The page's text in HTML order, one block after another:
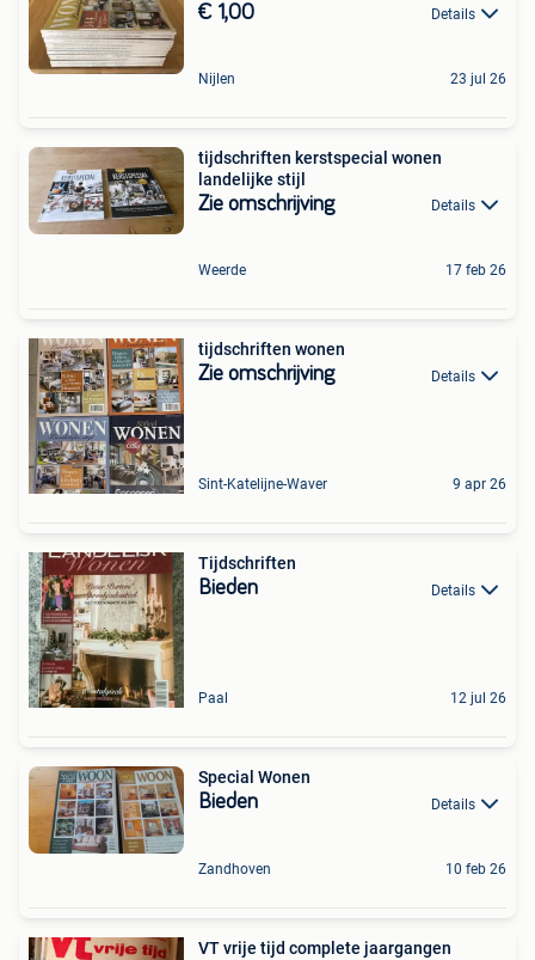
€ 1,00 Details
Nijlen 23 jul 26
tijdschriften kerstspecial wonen
landelijke stijl
Zie omschrijving Details
Weerde 17 feb 26
tijdschriften wonen
Zie omschrijving Details
Sint-Katelijne-Waver 9 apr 26
Tijdschriften
Bieden Details
Paal 12 jul 26
Special Wonen
Bieden Details
Zandhoven 10 feb 26
VT vrije tijd complete jaargangen